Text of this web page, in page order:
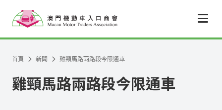
首頁 新聞 雞頸馬路兩路段今限通車
雞頸馬路兩路段今限通車